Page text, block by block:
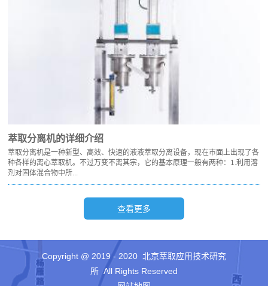
萃取分离机的详细介绍
萃取分离机是一种新型、高效、快速的液液萃取分离设备，现在市面上出现了各
种各样的离心萃取机。不过万变不离其宗，它的基本原理一般有两种：1.利用溶
剂对固体混合物中所...
Copyright @ 2019 - 2020 北京萃取应用技术研究
所 All Rights Reserved